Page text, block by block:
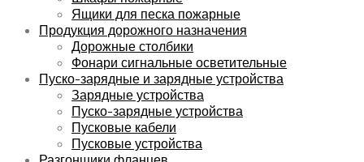
Ящики для песка пожарные
Продукция дорожного назначения
Дорожные столбики
Фонари сигнальные осветительные
Пуско-зарядные и зарядные устройства
Зарядные устройства
Пуско-зарядные устройства
Пусковые кабели
Пусковые устройства